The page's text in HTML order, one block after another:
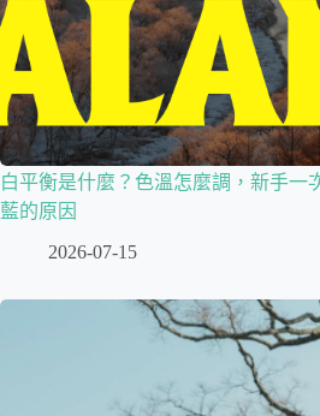
白平衡是什麼？色溫怎麼調，新手一
藍的原因
2026-07-15